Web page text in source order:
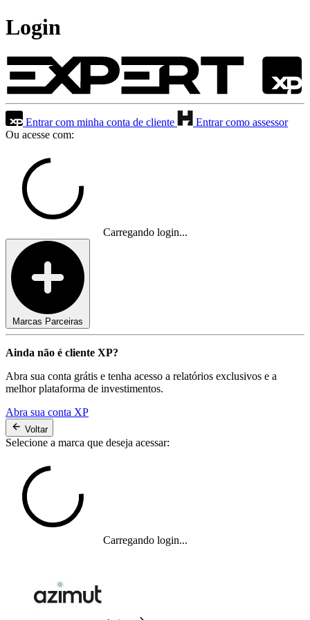
Login
Entrar com minha conta de cliente
Entrar como assessor
Ou acesse com:
Carregando login...
Marcas Parceiras
Ainda não é cliente XP?
Abra sua conta grátis e tenha acesso a relatórios exclusivos e a
melhor plataforma de investimentos.
Abra sua conta XP
Voltar
Selecione a marca que deseja acessar:
Carregando login...